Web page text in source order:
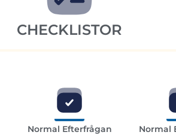
CHECKLISTOR
Normal Efterfrågan Normal